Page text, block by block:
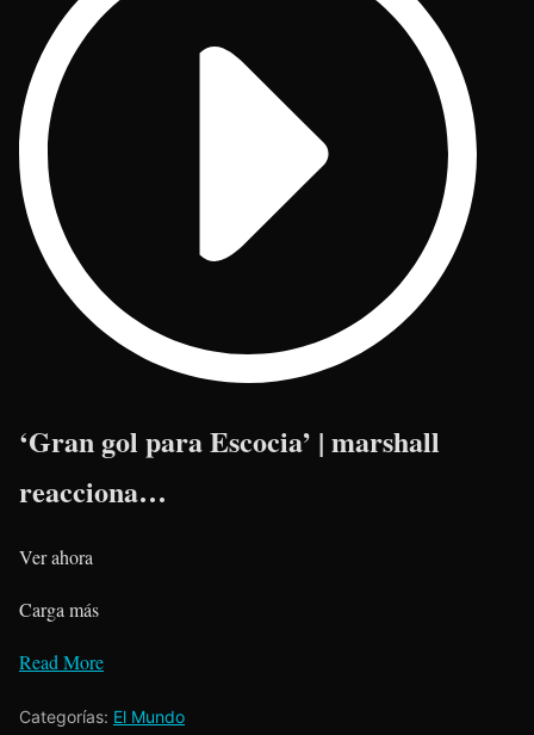
‘Gran gol para Escocia’ | marshall
reacciona…
Ver ahora
Carga más
Read More
Categorías: El Mundo